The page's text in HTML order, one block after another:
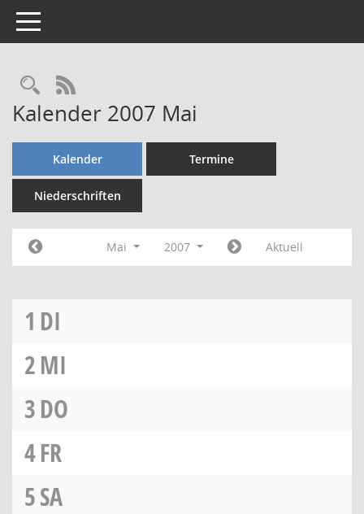
Toggle navigation
Rechercheauswahl
RSS-Feed
Kalender 2007 Mai
Kalender Termine
Niederschriften
Mai 2007 Aktuell
1 DI
2MI
3DO
4FR
5SA